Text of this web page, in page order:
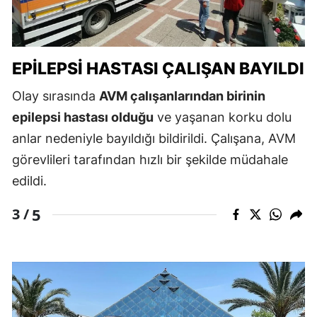
EPILEPSI HASTASI ÇALIŞAN BAYILDI
Olay sırasında AVM çalışanlarından birinin
epilepsi hastası olduğu ve yaşanan korku dolu
anlar nedeniyle bayıldığı bildirildi. Çalışana, AVM
görevlileri tarafından hızlı bir şekilde müdahale
edildi.
3 /5